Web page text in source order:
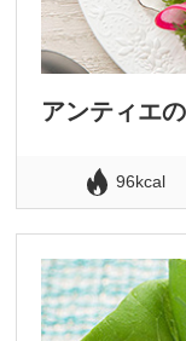
アンティエ
96kcal